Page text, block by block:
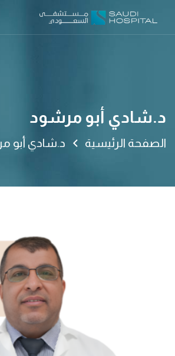
د.شادي أبو مرشود
الصفحة الرئيسية د.شادي أبو